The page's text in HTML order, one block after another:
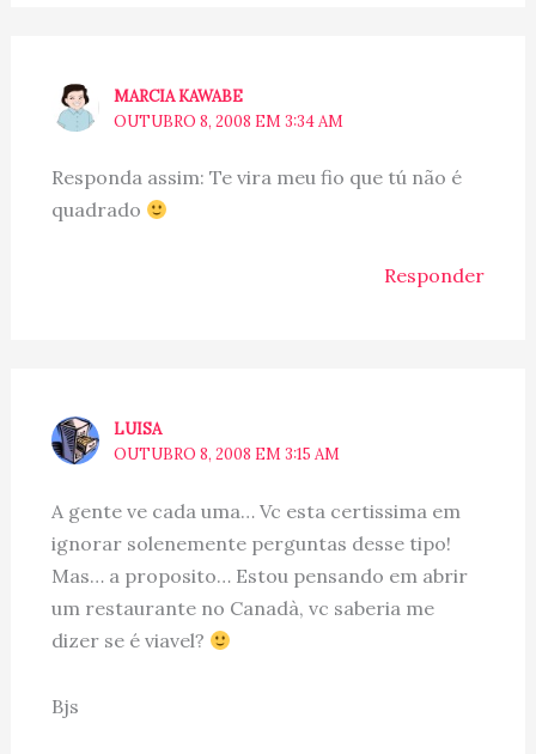
MARCIA KAWABE
OUTUBRO 8, 2008 EM 3:34 AM
Responda assim: Te vira meu fio que tú não é
quadrado
Responder
LUISA
OUTUBRO 8, 2008 EM 3:15 AM
A gente ve cada uma… Vc esta certissima em
ignorar solenemente perguntas desse tipo!
Mas… a proposito… Estou pensando em abrir
um restaurante no Canadà, vc saberia me
dizer se é viavel?
Bjs